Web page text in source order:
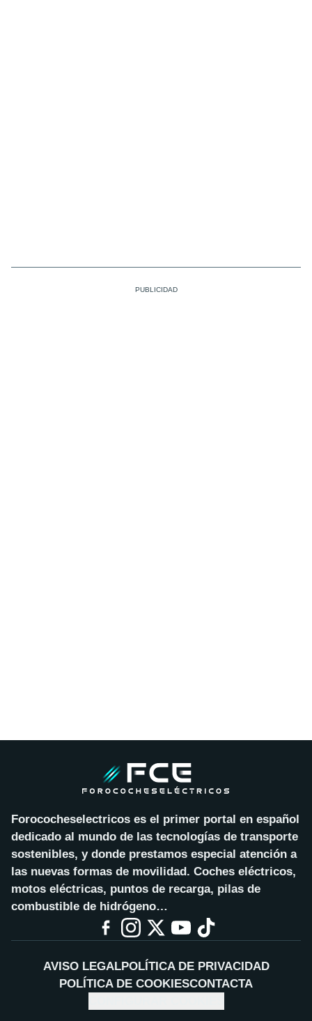
Forococheselectricos es el primer portal en español
dedicado al mundo de las tecnologías de transporte
sostenibles, y donde prestamos especial atención a
las nuevas formas de movilidad. Coches eléctricos,
motos eléctricas, puntos de recarga, pilas de
combustible de hidrógeno…
AVISO LEGALPOLÍTICA DE PRIVACIDAD
POLÍTICA DE COOKIESCONTACTA